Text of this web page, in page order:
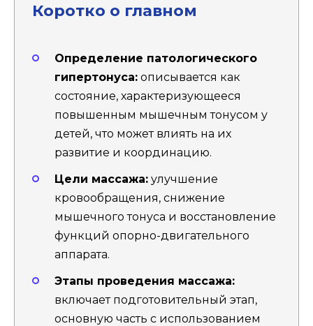
Коротко о главном
Определение патологического
гипертонуса: описывается как
состояние, характеризующееся
повышенным мышечным тонусом у
детей, что может влиять на их
развитие и координацию.
Цели массажа: улучшение
кровообращения, снижение
мышечного тонуса и восстановление
функций опорно-двигательного
аппарата.
Этапы проведения массажа:
включает подготовительный этап,
основную часть с использованием